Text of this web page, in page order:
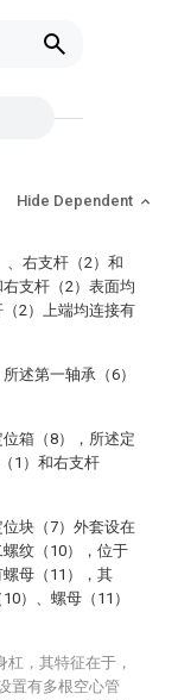
Hide Dependent
、右支杆（2）和
支杆（2）表面均
2）上端均连接有
述第一轴承（6）
箱（8），所述定
1）和右支杆
块（7）外套设在
纹（10），位于
母（11），其
）、螺母（11）
，其特征在于，
置有多根空心管